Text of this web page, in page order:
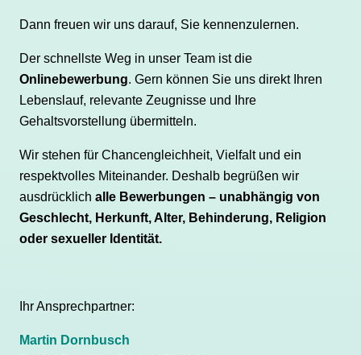
Dann freuen wir uns darauf, Sie kennenzulernen.
Der schnellste Weg in unser Team ist die
Onlinebewerbung. Gern können Sie uns direkt Ihren
Lebenslauf, relevante Zeugnisse und Ihre
Gehaltsvorstellung übermitteln.
Wir stehen für Chancengleichheit, Vielfalt und ein
respektvolles Miteinander. Deshalb begrüßen wir
ausdrücklich alle Bewerbungen – unabhängig von
Geschlecht, Herkunft, Alter, Behinderung, Religion
oder sexueller Identität.
Ihr Ansprechpartner:
Martin Dornbusch